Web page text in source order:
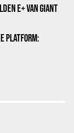
E+ VAN GIANT
PLATFORM: